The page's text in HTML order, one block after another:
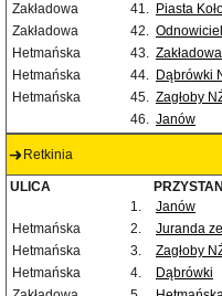
Zakładowa
41. Piasta
Zakładowa
42.
Hetmańska
43. Zakładowa
Hetmańska
44. Dąbrówki
Hetmańska
45. Zagłoby
46. Janów
Retkinia
ULICA
1.
Janów
Hetmańska
2. Juranda
Hetmańska
3. Zagłoby
Hetmańska
4. Dąbrówki